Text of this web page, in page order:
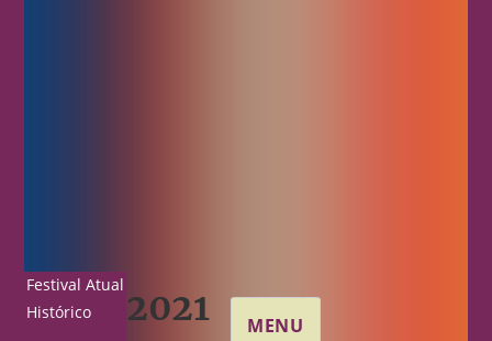
Festival Atual
Histórico
2021 MENU